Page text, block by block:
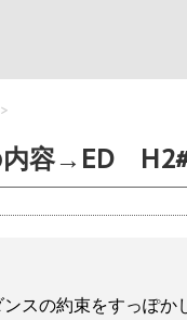
>
内容→ED
スの約束をすっぽか